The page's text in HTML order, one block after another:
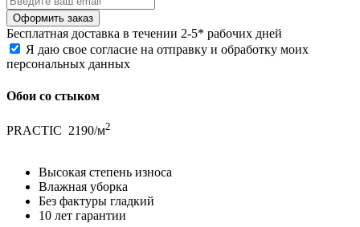
Бесплатная доставка в течении 2-5* рабочих дней
Я даю свое согласие на отправку и обработку моих
персональных данных
Обои со стыком
PRACTIC 2190/м2
Высокая степень износа
Влажная уборка
Без фактуры гладкий
10 лет гарантии